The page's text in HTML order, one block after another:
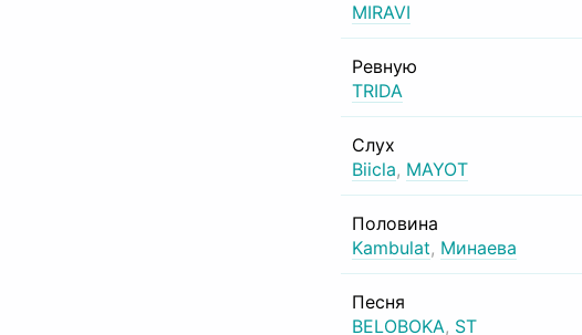
MIRAVI
Ревную
TRIDA
Слух
Biicla, MAYOT
Половина
Kambulat, Минаева
Песня
BELOBOKA, ST